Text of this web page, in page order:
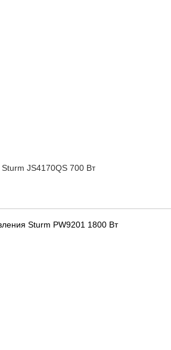
Sturm JS4170QS 700 Вт